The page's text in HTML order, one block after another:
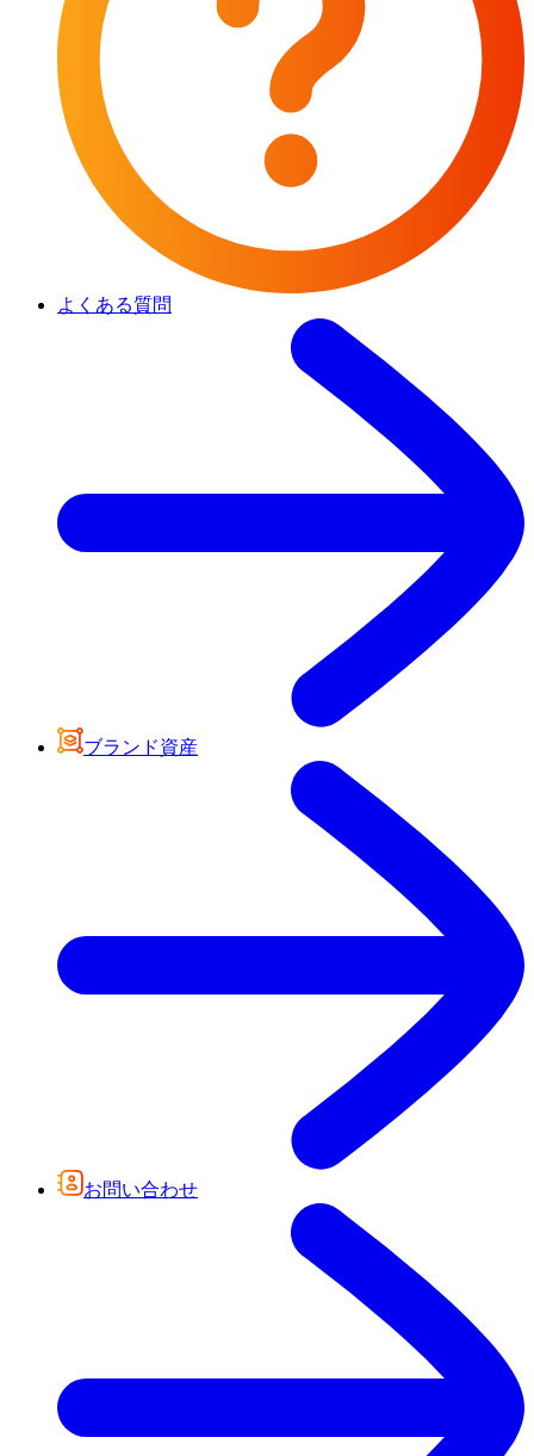
よくある質問
ブランド資産
お問い合わせ